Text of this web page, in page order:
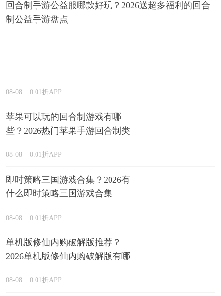
回合制手游公益服哪款好玩？2026送超多福利的回合
制公益手游盘点
08-08 0.01折APP
苹果可以玩的回合制游戏有哪
些？2026热门苹果手游回合制类
08-08 0.01折APP
即时策略三国游戏合集？2026有
什么即时策略三国游戏合集
08-08 0.01折APP
单机版修仙内购破解版推荐？
2026单机版修仙内购破解版有哪
08-08 0.01折APP